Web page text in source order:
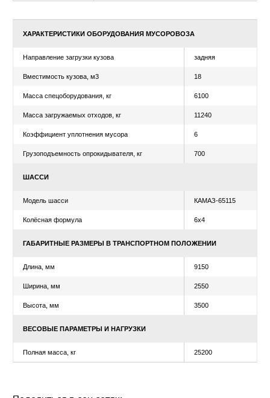
Рассчитать лизинг
ХАРАКТЕРИСТИКИ
Направление загрузки кузова
Вместимость кузова, м3
Масса спецоборудования, кг
Грузоподъемность опрокидывателя, кг 700